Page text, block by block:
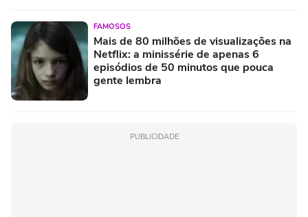
FAMOSOS
Mais de 80 milhões de visualizações na
Netflix: a minissérie de apenas 6
episódios de 50 minutos que pouca
gente lembra
PUBLICIDADE